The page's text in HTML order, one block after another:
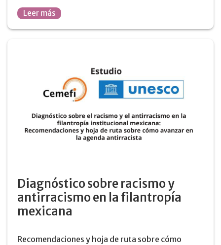
Leer más
Diagnóstico sobre racismo y
antirracismo en la filantropía
mexicana
Recomendaciones y hoja de ruta sobre cómo